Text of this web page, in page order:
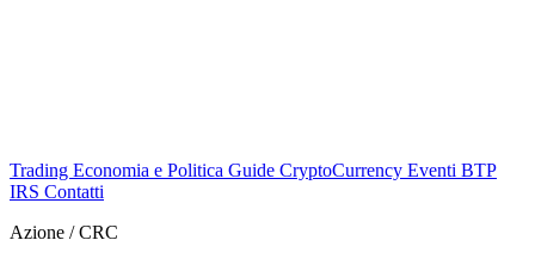
Trading Economia e Politica Guide CryptoCurrency Eventi BTP
IRS Contatti
Azione / CRC